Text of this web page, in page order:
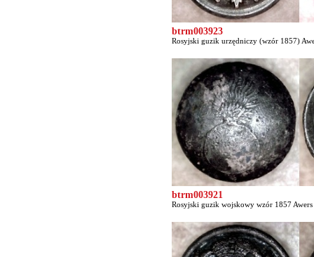
btrm003923
Rosyjski guzik urzędniczy (wzór 1857)
btrm003921
Rosyjski guzik wojskowy wzór 1857